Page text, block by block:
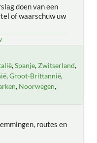
doen van een
of waarschuw uw
Spanje Zwitserland
Groot-Brittannië
Noorwegen
routes en